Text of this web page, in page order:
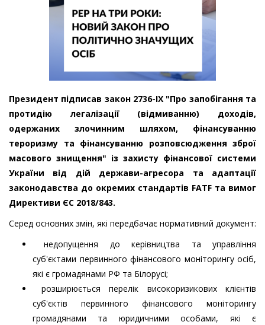
Президент підписав закон 2736-IX "Про запобігання та
протидію легалізації (відмиванню) доходів,
одержаних злочинним шляхом, фінансуванню
тероризму та фінансуванню розповсюдження зброї
масового знищення" із захисту фінансової системи
України від дій держави-агресора та адаптації
законодавства до окремих стандартів FATF та вимог
Директиви ЄС 2018/843.
Серед основних змін, які передбачає нормативний документ:
недопущення до керівництва та управління
суб'єктами первинного фінансового моніторингу осіб,
які є громадянами РФ та Білорусі;
розширюється перелік високоризикових клієнтів
суб'єктів первинного фінансового моніторингу
громадянами та юридичними особами, які є